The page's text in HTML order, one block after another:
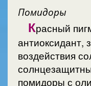
Помидоры
Красный
антиоксидант,
воздействия
помидоры с